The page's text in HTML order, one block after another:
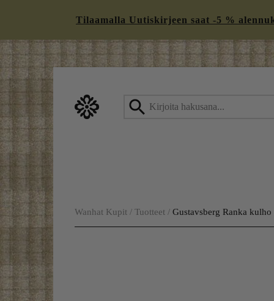
Tilaamalla Uutiskirjeen saat -5 %
to
Wanhat Kupit / Tuotteet / Gustavsberg Ranka kulho